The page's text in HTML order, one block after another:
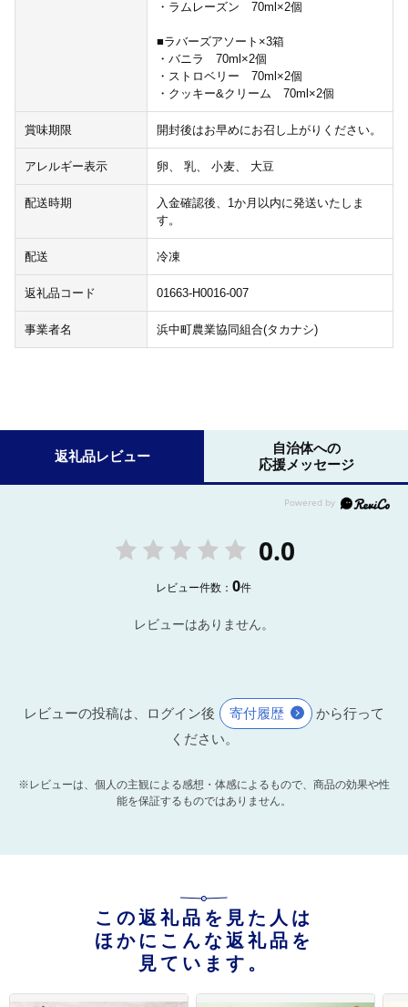
・ラムレーズン 70ml×2個
■ラバーズアソート×3箱
・バニラ 70ml×2個
・ストロベリー 70ml×2個
・クッキー&クリーム 70ml×2個
賞味期限 開封後はお早めにお召し上がりください。
アレルギー表示 卵、 乳、 小麦、 大豆
配送時期
入金確認後、1か月以内に発送いたしま
す。
配送 冷凍
返礼品コード 01663-H0016-007
事業者名 浜中町農業協同組合(タカナシ)
返礼品レビュー
自治体への
応援メッセージ
0.0
レビュー件数：0件
レビューはありません。
レビューの投稿は、ログイン後 寄付履歴
から行って
ください。
※レビューは、個人の主観による感想・体感によるもので、商品の効果や性
能を保証するものではありません。
この返礼品を見た人は
ほかにこんな返礼品を
見ています。